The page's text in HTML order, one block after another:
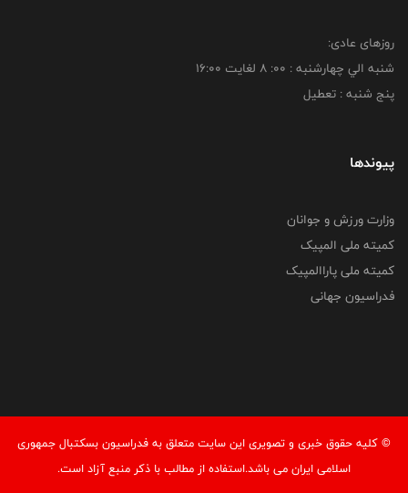
روزهای عادی:
شنبه الي چهارشنبه : 00: 8 لغايت 16:00
پنج شنبه : تعطیل
پیوندها
وزارت ورزش و جوانان
کمیته ملی المپیک
کمیته ملی پاراالمپیک
فدراسیون جهانی
© کليه حقوق خبری و تصويری اين سايت متعلق به فدراسیون بسکتبال جمهوری
اسلامی ایران می باشد.استفاده از مطالب با ذكر منبع آزاد است.